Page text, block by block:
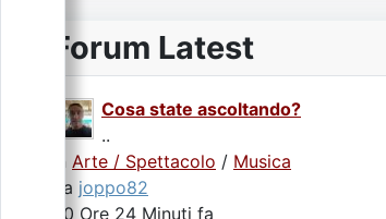
Forum Latest
Cosa state ascoltando?
..
Arte / Spettacolo / Musica
da joppo82
20 Ore 24 Minuti fa